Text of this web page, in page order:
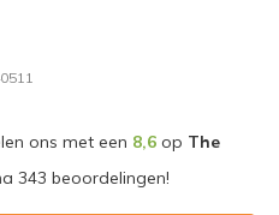
ons met een 8,6op The
343 beoordelingen!